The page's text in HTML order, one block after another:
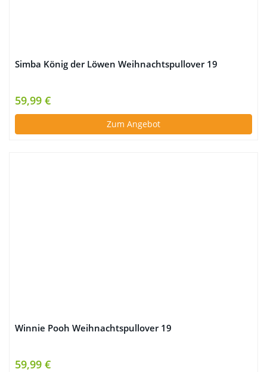
Simba König der Löwen Weihnachtspullover 19
59,99 €
Zum Angebot
Winnie Pooh Weihnachtspullover 19
59,99 €